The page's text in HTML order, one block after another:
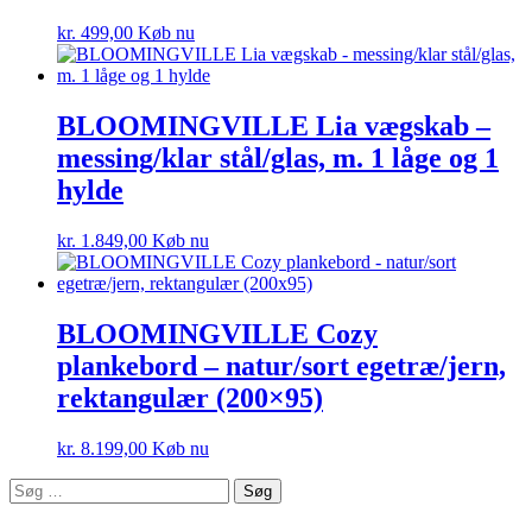
kr. 499,00 Køb nu
BLOOMINGVILLE Lia vægskab –
messing/klar stål/glas, m. 1 låge og 1
hylde
kr. 1.849,00 Køb nu
BLOOMINGVILLE Cozy
plankebord – natur/sort egetræ/jern,
rektangulær (200×95)
kr. 8.199,00 Køb nu
Søg
efter: